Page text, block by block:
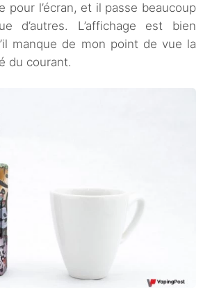
pour l’écran, et il passe beaucoup
d’autres. L’affichage est bien
manque de mon point de vue la
du courant.